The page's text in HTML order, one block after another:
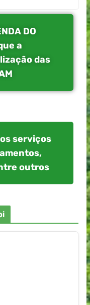
DO
a
das
serviços
outros